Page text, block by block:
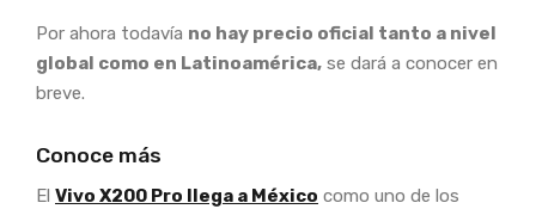
Por ahora todavía no hay precio oficial tanto a nivel
global como en Latinoamérica, se dará a conocer en
breve.
Conoce más
El Vivo X200 Pro llega a México como uno de los